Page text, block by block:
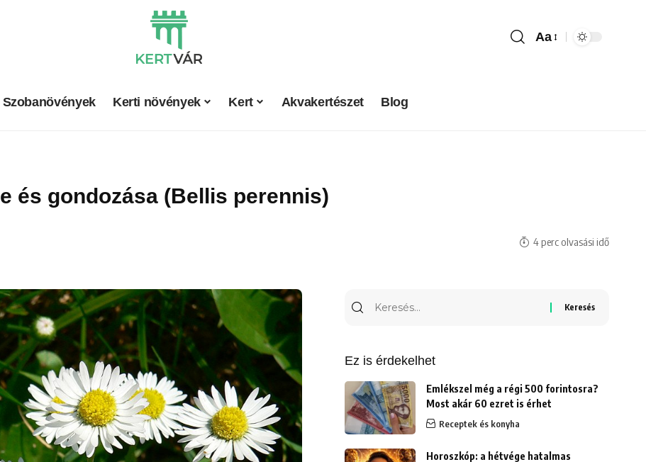
Aa
Szobanövények Kerti növények Kert Akvakertészet Blog
és gondozása (Bellis perennis)
4 perc olvasási idő
Ez is érdekelhet
Emlékszel még a régi 500 forintosra?
Most akár 60 ezret is érhet
Receptek és konyha
Horoszkóp: a hétvége hatalmas